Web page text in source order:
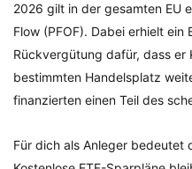
2026 gilt in der gesamten EU
Flow (PFOF). Dabei erhielt ein
Rückvergütung dafür, dass er
bestimmten Handelsplatz
finanzierten einen Teil des
Für dich als Anleger bedeutet